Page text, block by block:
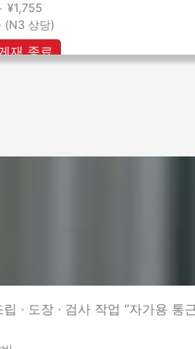
¥1,755
(N3 상당)
재 종료
· 도장 · 검사 작업 “자가용